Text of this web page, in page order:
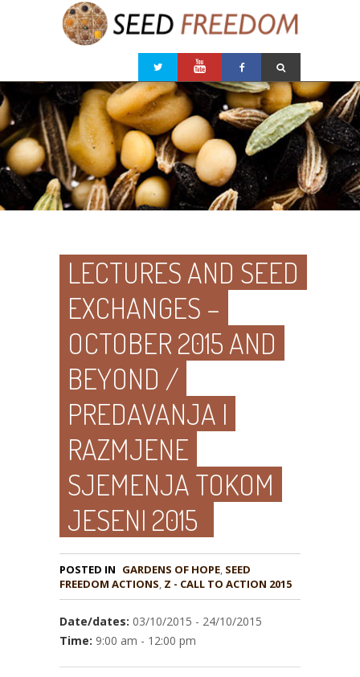
LECTURES AND SEED
EXCHANGES –
OCTOBER 2015 AND
BEYOND /
PREDAVANJA I
RAZMJENE
SJEMENJA TOKOM
JESENI 2015
POSTED IN GARDENS OF HOPE, SEED
, Z - CALL TO ACTION 2015
Date/dates: 03/10/2015 - 24/10/2015
Time: 9:00 am - 12:00 pm